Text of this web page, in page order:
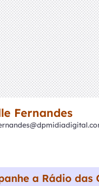
Fernandes
a Rádio